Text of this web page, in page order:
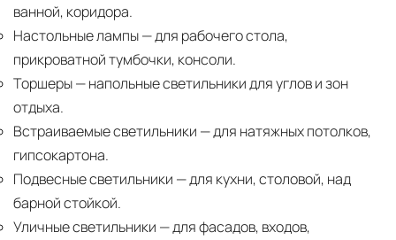
ванной, коридора.
Настольные лампы— для рабочего стола,
прикроватной тумбочки, консоли.
Торшеры— напольные светильники для углов и зон
отдыха.
Встраиваемые светильники — для натяжных потолков,
гипсокартона.
Подвесные светильники — для кухни, столовой, над
барной стойкой.
Уличные светильники — для фасадов, входов,